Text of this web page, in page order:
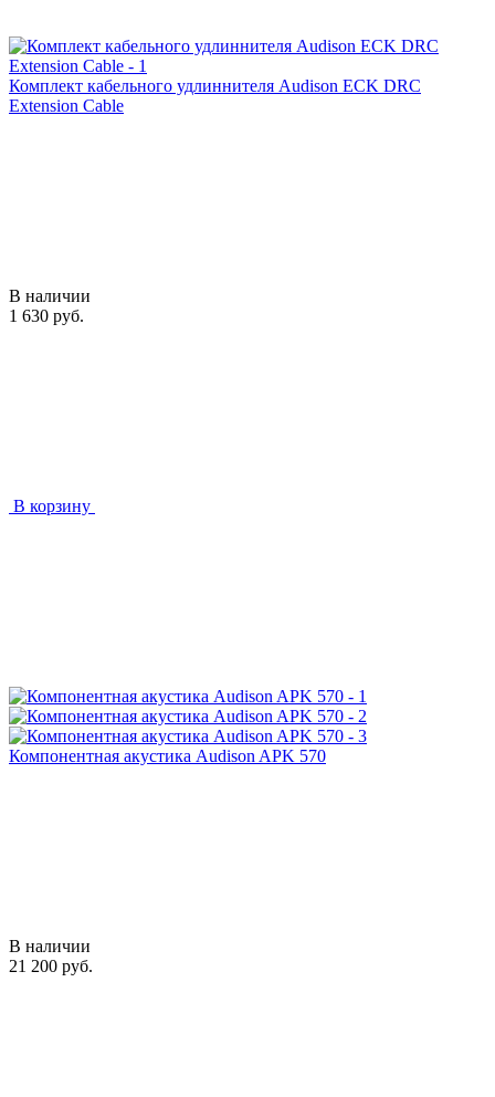
Комплект кабельного удлиннителя Audison ECK DRC
Extension Cable
В наличии
1 630 руб.
В корзину
Компонентная акустика Audison APK 570
В наличии
21 200 руб.